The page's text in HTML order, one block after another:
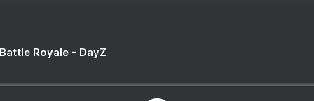
Royale - DayZ